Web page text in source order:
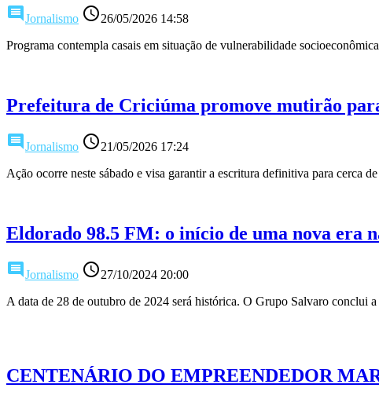
comment Jornalismo access_time26/05/2026 14:58
Programa contempla casais em situação de vulnerabilidade
Prefeitura de Criciúma promove mutirão
comment Jornalismo access_time21/05/2026 17:24
Ação ocorre neste sábado e visa garantir a escritura definitiva para cerca
Eldorado 98.5 FM: o início de uma nova era
comment Jornalismo access_time27/10/2024 20:00
A data de 28 de outubro de 2024 será histórica. O Grupo Salvaro
CENTENÁRIO DO EMPREENDEDOR